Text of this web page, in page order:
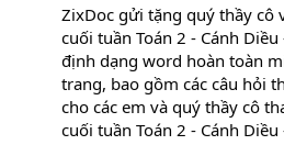
ZixDoc gửi tặng quý thầy cô
cuối tuần Toán 2 - Cánh
định dạng word hoàn toàn
trang, bao gồm các câu hỏi
cho các em và quý thầy cô
cuối tuần Toán 2 - Cánh Diều